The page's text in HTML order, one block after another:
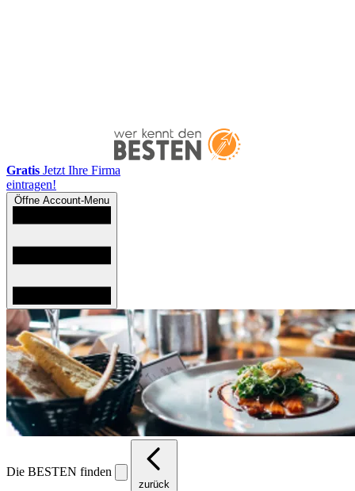
Gratis Jetzt Ihre Firma
eintragen!
Öffne Account-Menu
Die BESTEN finden
zurück